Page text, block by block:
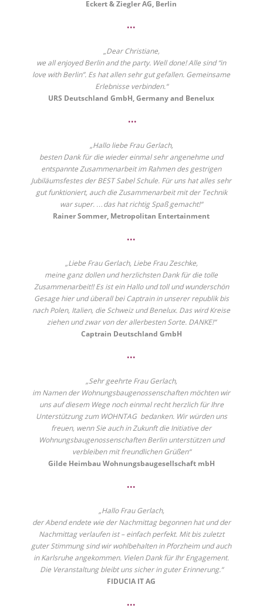
Eckert & Ziegler AG, Berlin
•••
„Dear Christiane,
we all enjoyed Berlin and the party. Well done! Alle sind “in
love with Berlin”. Es hat allen sehr gut gefallen. Gemeinsame
Erlebnisse verbinden.“
URS Deutschland GmbH, Germany and Benelux
•••
„Hallo liebe Frau Gerlach,
besten Dank für die wieder einmal sehr angenehme und
entspannte Zusammenarbeit im Rahmen des gestrigen
Jubiläumsfestes der BEST Sabel Schule. Für uns hat alles sehr
gut funktioniert, auch die Zusammenarbeit mit der Technik
war super. …das hat richtig Spaß gemacht!“
Rainer Sommer, Metropolitan Entertainment
•••
„Liebe Frau Gerlach, Liebe Frau Zeschke,
meine ganz dollen und herzlichsten Dank für die tolle
Zusammenarbeit!! Es ist ein Hallo und toll und wunderschön
Gesage hier und überall bei Captrain in unserer republik bis
nach Polen, Italien, die Schweiz und Benelux. Das wird Kreise
ziehen und zwar von der allerbesten Sorte. DANKE!“
Captrain Deutschland GmbH
•••
„Sehr geehrte Frau Gerlach,
im Namen der Wohnungsbaugenossenschaften möchten wir
uns auf diesem Wege noch einmal recht herzlich für Ihre
Unterstützung zum WOHNTAG bedanken. Wir würden uns
freuen, wenn Sie auch in Zukunft die Initiative der
Wohnungsbaugenossenschaften Berlin unterstützen und
verbleiben mit freundlichen Grüßen“
Gilde Heimbau Wohnungsbaugesellschaft mbH
•••
„Hallo Frau Gerlach,
der Abend endete wie der Nachmittag begonnen hat und der
Nachmittag verlaufen ist – einfach perfekt. Mit bis zuletzt
guter Stimmung sind wir wohlbehalten in Pforzheim und auch
in Karlsruhe angekommen. Vielen Dank für Ihr Engagement.
Die Veranstaltung bleibt uns sicher in guter Erinnerung.“
FIDUCIA IT AG
•••